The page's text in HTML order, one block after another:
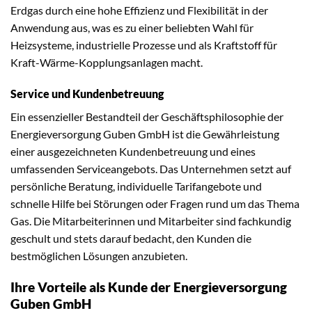
Erdgas durch eine hohe Effizienz und Flexibilität in der
Anwendung aus, was es zu einer beliebten Wahl für
Heizsysteme, industrielle Prozesse und als Kraftstoff für
Kraft-Wärme-Kopplungsanlagen macht.
Service und Kundenbetreuung
Ein essenzieller Bestandteil der Geschäftsphilosophie der
Energieversorgung Guben GmbH ist die Gewährleistung
einer ausgezeichneten Kundenbetreuung und eines
umfassenden Serviceangebots. Das Unternehmen setzt auf
persönliche Beratung, individuelle Tarifangebote und
schnelle Hilfe bei Störungen oder Fragen rund um das Thema
Gas. Die Mitarbeiterinnen und Mitarbeiter sind fachkundig
geschult und stets darauf bedacht, den Kunden die
bestmöglichen Lösungen anzubieten.
Ihre Vorteile als Kunde der Energieversorgung
Guben GmbH